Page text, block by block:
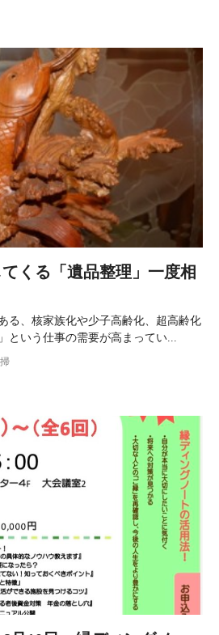
くる「遺品整理」一度相
る、核家族化や少子高齢化、超高齢化
という仕事の需要が高まってい...